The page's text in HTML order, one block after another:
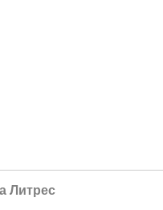
Литрес